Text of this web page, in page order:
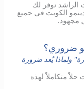
الراشد نوفر لك
الكويت في جميع
مجهود.
ضروري؟
ولماذا يُعد ضرورة
حلاً متكاملاً لهذه